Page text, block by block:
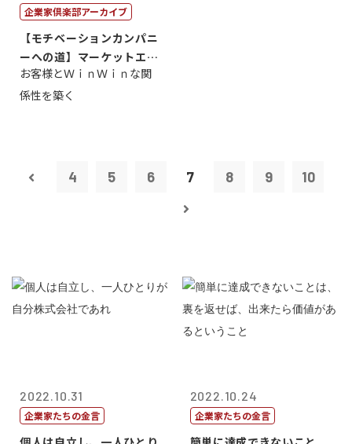
企業家倶楽部アーカイブ
【モチベーションカンパニ
ーへの道】マーケットエン
タープライズ...
お客様とＷｉｎＷｉｎな関
係性を築く
4 5 6 7 8 9 10
2022.10.31
企業家たちの金言
2022.10.24
企業家たちの金言